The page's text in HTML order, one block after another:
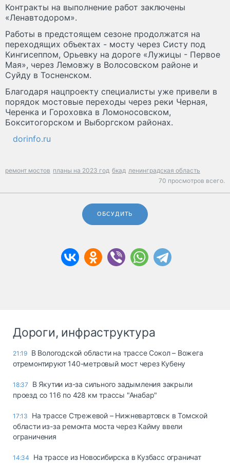
Контракты на выполнение работ заключены
«Ленавтодором».
Работы в предстоящем сезоне продолжатся на
переходящих объектах - мосту через Систу под
Кингисеппом, Орьевку на дороге «Лужицы - Первое
Мая», через Лемовжу в Волосовском районе и
Суйду в Тосненском.
Благодаря нацпроекту специалисты уже привели в
порядок мостовые переходы через реки Черная,
Черенка и Гороховка в Ломоносовском,
Бокситогорском и Выборгском районах.
dorinfo.ru
ремонт мостов планы на 2023 год бкад ленинградская область
70 просмотров всего.
ОБСУДИТЬ
Дороги, инфраструктура
21:19 В Вологодской области на трассе Сокол – Вожега
отремонтируют 140-метровый мост через Кубену
18:37
В Якутии из-за сильного задымления закрыли
проезд со 116 по 428 км трассы "Анабар"
17:13
На трассе Стрежевой – Нижневартовск в Томской
области из-за ремонта моста через Кайму ввели
ограничения
14:34
На трассе из Новосибирска в Кузбасс ограничат